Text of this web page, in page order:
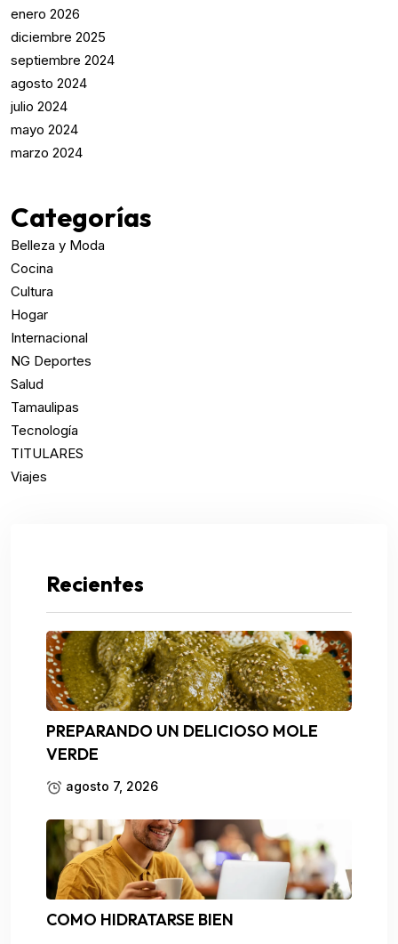
enero 2026
diciembre 2025
septiembre 2024
agosto 2024
julio 2024
mayo 2024
marzo 2024
Categorías
Belleza y Moda
Cocina
Cultura
Hogar
Internacional
NG Deportes
Salud
Tamaulipas
Tecnología
TITULARES
Viajes
Recientes
PREPARANDO UN DELICIOSO MOLE
VERDE
agosto 7, 2026
COMO HIDRATARSE BIEN